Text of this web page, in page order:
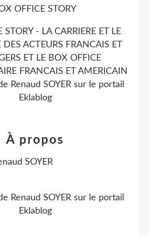
STORY - LA CARRIERE ET LE
DES ACTEURS FRANCAIS ET
ET LE BOX OFFICE
FRANCAIS ET AMERICAIN
Renaud SOYER sur le portail
Eklablog
À propos
Renaud SOYER sur le portail
Eklablog